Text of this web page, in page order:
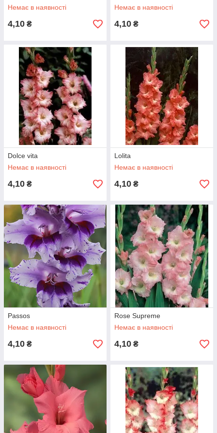
Немає в наявності
4,10 ₴
Немає в наявності
4,10 ₴
Dolce vita
Немає в наявності
4,10 ₴
Lolita
Немає в наявності
4,10 ₴
Passos
Немає в наявності
4,10 ₴
Rose Supreme
Немає в наявності
4,10 ₴